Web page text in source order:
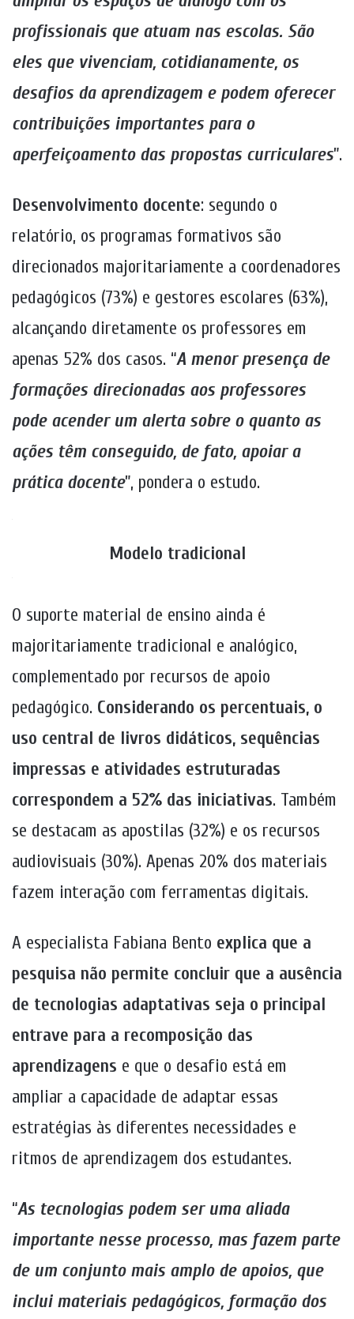
profissionais que atuam nas escolas. São
eles que vivenciam, cotidianamente, os
desafios da aprendizagem e podem oferecer
contribuições importantes para o
aperfeiçoamento das propostas curriculares”.
Desenvolvimento docente: segundo o
relatório, os programas formativos são
direcionados majoritariamente a coordenadores
pedagógicos (73%) e gestores escolares (63%),
alcançando diretamente os professores em
apenas 52% dos casos. “A menor presença de
formações direcionadas aos professores
pode acender um alerta sobre o quanto as
ações têm conseguido, de fato, apoiar a
prática docente”, pondera o estudo.
Modelo tradicional
O suporte material de ensino ainda é
majoritariamente tradicional e analógico,
complementado por recursos de apoio
pedagógico. Considerando os percentuais, o
uso central de livros didáticos, sequências
impressas e atividades estruturadas
correspondem a 52% das iniciativas. Também
se destacam as apostilas (32%) e os recursos
audiovisuais (30%). Apenas 20% dos materiais
fazem interação com ferramentas digitais.
A especialista Fabiana Bento explica que a
pesquisa não permite concluir que a ausência
de tecnologias adaptativas seja o principal
entrave para a recomposição das
aprendizagens e que o desafio está em
ampliar a capacidade de adaptar essas
estratégias às diferentes necessidades e
ritmos de aprendizagem dos estudantes.
“As tecnologias podem ser uma aliada
importante nesse processo, mas fazem parte
de um conjunto mais amplo de apoios, que
inclui materiais pedagógicos, formação dos